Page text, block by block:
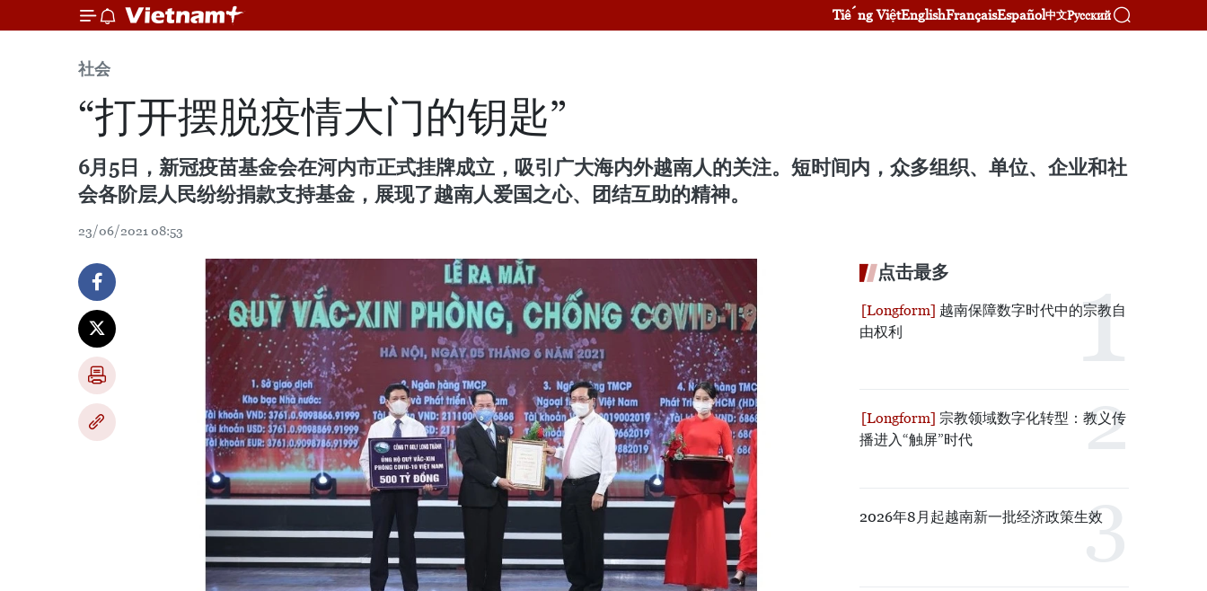
Tiếng ViệtEnglishFrançaisEspañol中文Русский
社会
“打开摆脱疫情大门的钥匙”
6月5日，新冠疫苗基金会在河内市正式挂牌成立，吸引广大海内外越南人的关注。短时间内，众多组织、单位、企业和社
会各阶层人民纷纷捐款支持基金，展现了越南人爱国之心、团结互助的精神。
23/06/2021 08:53
点击最多
越南保障数字时代中的宗教自
由权利
宗教领域数字化转型：教义传
播进入“触屏”时代
2026年8月起越南新一批经济政策生效